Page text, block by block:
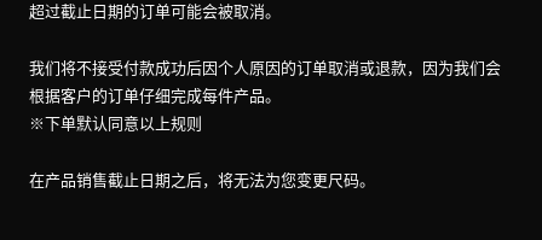
超过截止日期的订单可能会被取消。
我们将不接受付款成功后因个人原因的订单取消或退款，因为我们会
根据客户的订单仔细完成每件产品。
※下单默认同意以上规则
在产品销售截止日期之后，将无法为您变更尺码。